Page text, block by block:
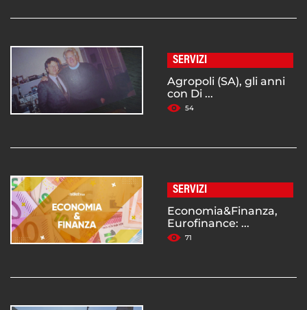
SERVIZI
Agropoli (SA), gli anni
con Di ...
54
SERVIZI
Economia&Finanza,
Eurofinance: ...
71